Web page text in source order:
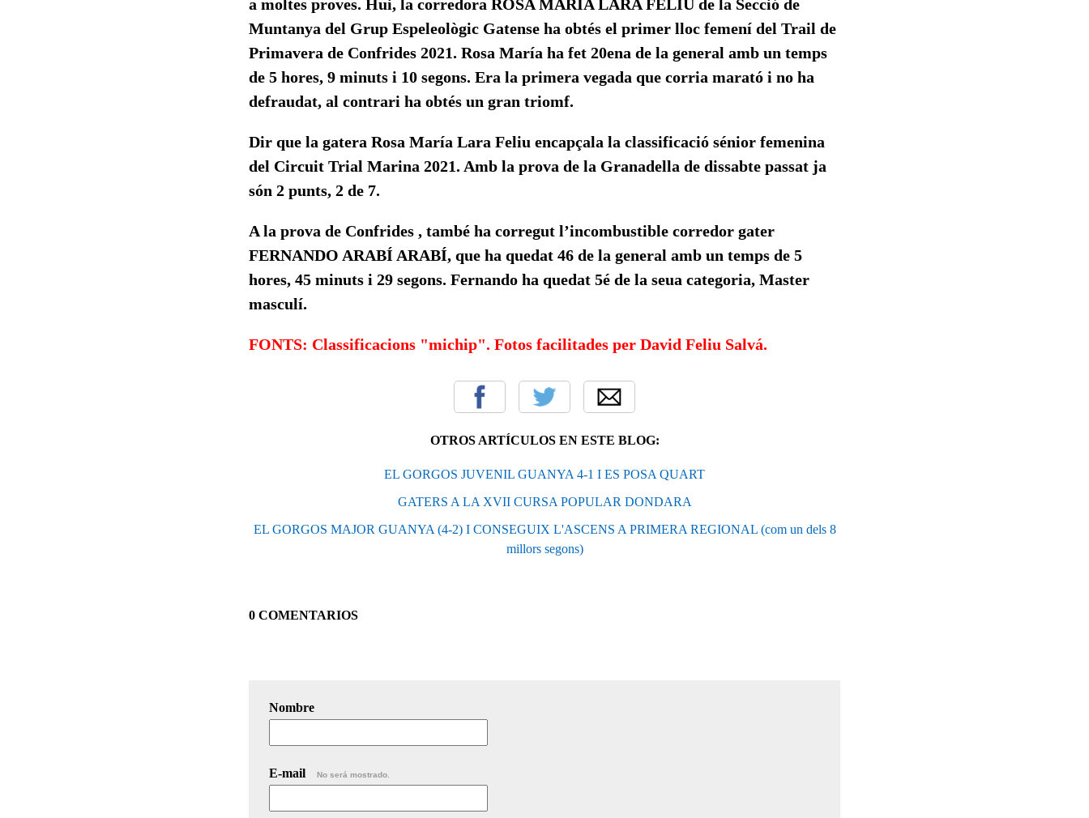
a moltes proves. Hui, la corredora ROSA MARÍA LARA FELIU de la Secció de
Muntanya del Grup Espeleològic Gatense ha obtés el primer lloc femení del Trail de
Primavera de Confrides 2021. Rosa María ha fet 20ena de la general amb un temps
de 5 hores, 9 minuts i 10 segons. Era la primera vegada que corria marató i no ha
defraudat, al contrari ha obtés un gran triomf.
Dir que la gatera Rosa María Lara Feliu encapçala la classificació sénior femenina
del Circuit Trial Marina 2021. Amb la prova de la Granadella de dissabte passat ja
són 2 punts, 2 de 7.
A la prova de Confrides , també ha corregut l’incombustible corredor gater
FERNANDO ARABÍ ARABÍ, que ha quedat 46 de la general amb un temps de 5
hores, 45 minuts i 29 segons. Fernando ha quedat 5é de la seua categoria, Master
masculí.
FONTS: Classificacions "michip". Fotos facilitades per David Feliu Salvá.
OTROS ARTÍCULOS EN ESTE BLOG:
EL GORGOS JUVENIL GUANYA 4-1 I ES POSA QUART
GATERS A LA XVII CURSA POPULAR DONDARA
EL GORGOS MAJOR GUANYA (4-2) I CONSEGUIX L'ASCENS A PRIMERA REGIONAL (com un dels 8
millors segons)
0 COMENTARIOS
Nombre
E-mail No será mostrado.